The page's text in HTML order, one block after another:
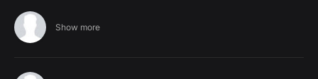
Show more